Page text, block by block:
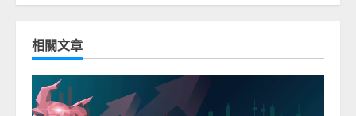
相關文章